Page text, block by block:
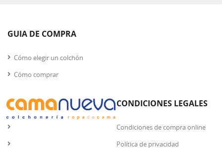
GUIA DE COMPRA
Cómo elegir un colchón
Cómo comprar
CONDICIONES LEGALES
Condiciones de compra online
Política de privacidad